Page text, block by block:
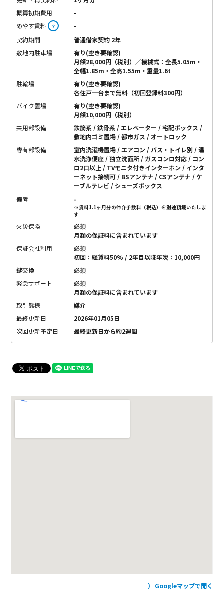
概算初期費用
-
めやす賃料 ？
-
契約期間
普通借家契約 2年
敷地内駐車場
有り(空き要確認)
月額28,000円（税別）／機械式：全長5.05m・
全幅1.85m・全高1.55m・重量1.6t
駐輪場
有り(空き要確認)
各住戸一台まで無料（初回登録料300円）
バイク置場
有り(空き要確認)
月額10,000円（税別）
共用部設備
鉄筋系 / 鉄骨系 / エレベーター / 宅配ボックス /
敷地内ゴミ置場 / 都市ガス / オートロック
専有部設備
室内洗濯機置場 / エアコン / バス・トイレ別 / 温
水洗浄便座 / 独立洗面所 / ガスコンロ対応 / コン
ロ2口以上 / TVモニタ付きインターホン / インタ
ーネット接続可 / BSアンテナ / CSアンテナ / ケ
ーブルテレビ / シューズボックス
備考
-
※賃料1.1ヶ月分の仲介手数料（税込）を別途頂戴いたしま
す
火災保険
必須
月額の保証料に含まれています
保証会社利用
必須
初回：総賃料50% / 2年目以降年次：10,000円
鍵交換
必須
緊急サポート
必須
月額の保証料に含まれています
取引態様
媒介
最終更新日
2026年01月05日
次回更新予定日
最終更新日から約2週間
Googleマップで開く